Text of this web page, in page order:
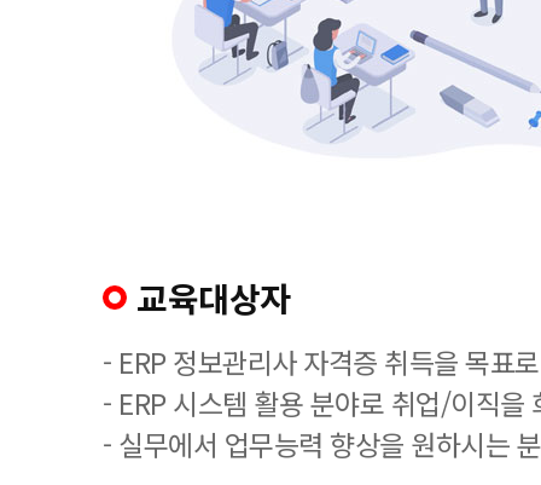
교육대상자
- ERP 정보관리사 자격증 취득을 목표
- ERP 시스템 활용 분야로 취업/이직을
- 실무에서 업무능력 향상을 원하시는 분